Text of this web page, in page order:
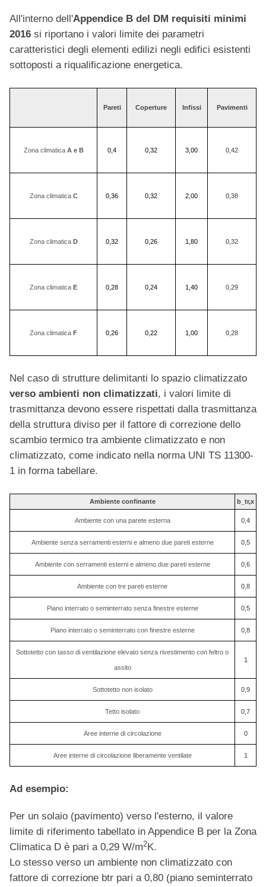
All'interno dell'Appendice B del DM requisiti minimi
2016 si riportano i valori limite dei parametri
caratteristici degli elementi edilizi negli edifici esistenti
sottoposti a riqualificazione energetica.
Pareti Coperture Infissi Pavimenti
Zona climatica A e B 0,4 0,32 3,00 0,42
Zona climatica C 0,36 0,32 2,00 0,38
Zona climatica D 0,32 0,26 1,80 0,32
Zona climatica E 0,28 0,24 1,40 0,29
Zona climatica F 0,26 0,22 1,00 0,28
Nel caso di strutture delimitanti lo spazio climatizzato
verso ambienti non climatizzati, i valori limite di
trasmittanza devono essere rispettati dalla trasmittanza
della struttura diviso per il fattore di correzione dello
scambio termico tra ambiente climatizzato e non
climatizzato, come indicato nella norma UNI TS 11300-
1 in forma tabellare.
Ambiente confinante b_tr,x
Ambiente con una parete esterna 0,4
Ambiente senza serramenti esterni e almeno due pareti esterne 0,5
Ambiente con serramenti esterni e almeno due pareti esterne 0,6
Ambiente con tre pareti esterne 0,8
Piano interrato o seminterrato senza finestre esterne 0,5
Piano interrato o seminterrato con finestre esterne 0,8
Sottotetto con tasso di ventilazione elevato senza rivestimento con feltro o
assito
1
Sottotetto non isolato 0,9
Tetto isolato 0,7
Aree interne di circolazione 0
Aree interne di circolazione liberamente ventilate 1
Ad esempio:
Per un solaio (pavimento) verso l'esterno, il valore
limite di riferimento tabellato in Appendice B per la Zona
Climatica D è pari a 0,29 W/m2 K.
Lo stesso verso un ambiente non climatizzato con
fattore di correzione btr pari a 0,80 (piano seminterrato